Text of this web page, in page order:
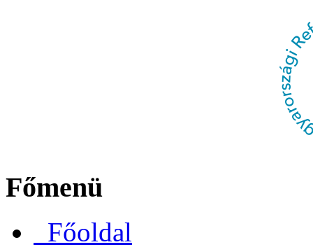
Főmenü
Főoldal